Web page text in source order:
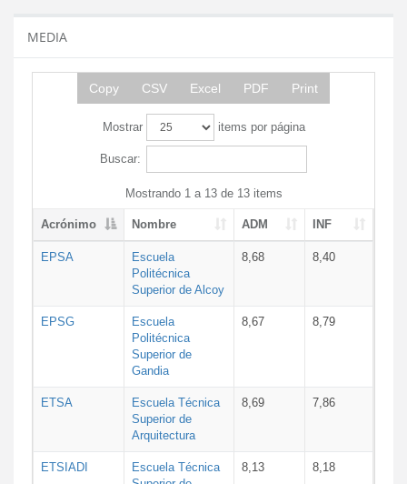
MEDIA
Copy CSV Excel PDF Print
Mostrar items por página
Buscar:
Mostrando 1 a 13 de 13 items
Acrónimo Nombre ADM INF
EPSA
Escuela
Politécnica
Superior de Alcoy
8,68 8,40
EPSG
Escuela
Politécnica
Superior de
Gandia
8,67 8,79
ETSA
Escuela Técnica
Superior de
Arquitectura
8,69 7,86
ETSIADI
Escuela Técnica
8,13 8,18